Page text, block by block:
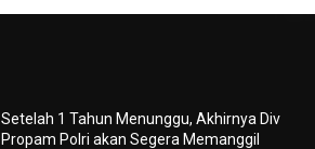
Setelah 1 Tahun Menunggu, Akhirnya Div
Propam Polri akan Segera Memanggil